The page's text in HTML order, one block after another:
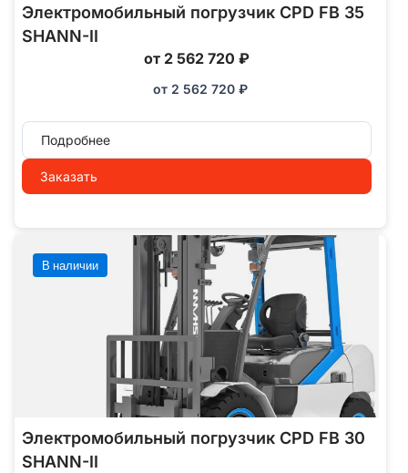
Электромобильный погрузчик CPD FB 35
SHANN-II
от 2 562 720 ₽
от 2 562 720 ₽
Подробнее
Заказать
В наличии
Электромобильный погрузчик CPD FB 30
SHANN-II